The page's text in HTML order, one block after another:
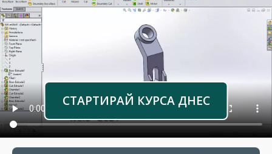
СТАРТИРАЙ КУРСА ДНЕС